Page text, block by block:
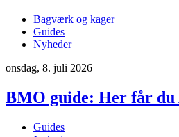
Bagværk og kager
Guides
Nyheder
onsdag, 8. juli 2026
BMO guide: Her får du
Guides